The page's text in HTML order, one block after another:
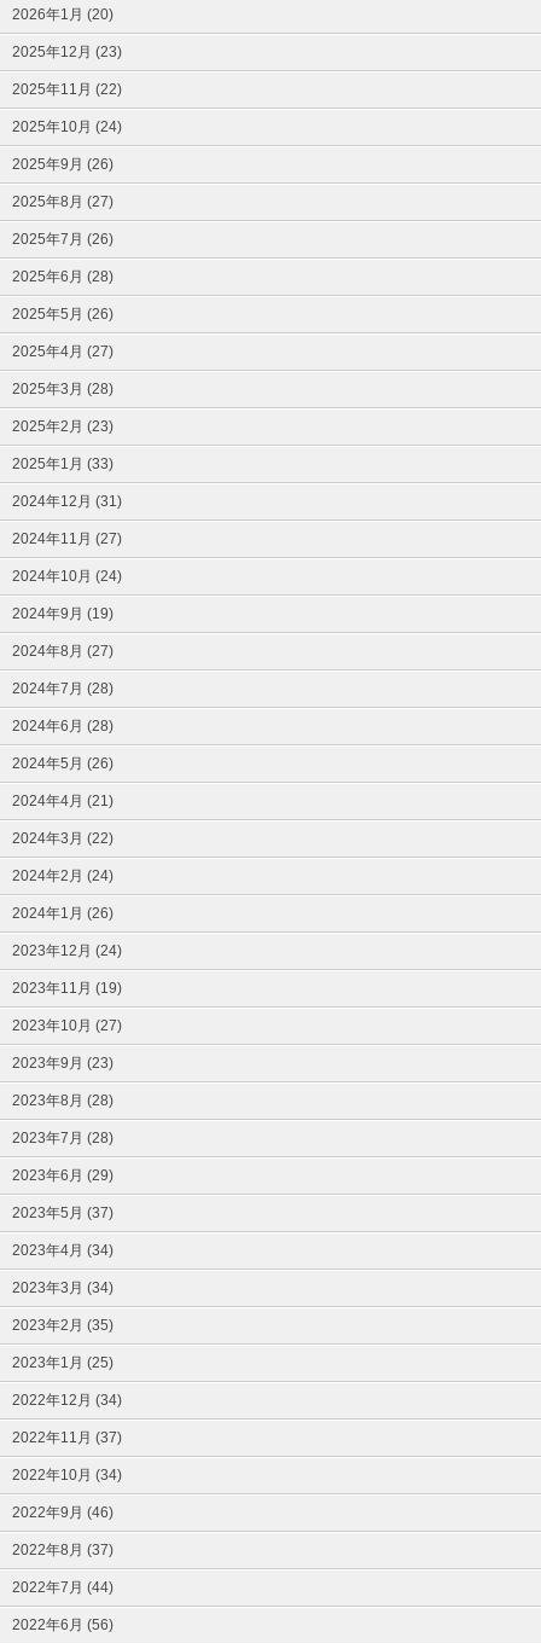
2026年1月 (20)
2025年12月 (23)
2025年11月 (22)
2025年10月 (24)
2025年9月 (26)
2025年8月 (27)
2025年7月 (26)
2025年6月 (28)
2025年5月 (26)
2025年4月 (27)
2025年3月 (28)
2025年2月 (23)
2025年1月 (33)
2024年12月 (31)
2024年11月 (27)
2024年10月 (24)
2024年9月 (19)
2024年8月 (27)
2024年7月 (28)
2024年6月 (28)
2024年5月 (26)
2024年4月 (21)
2024年3月 (22)
2024年2月 (24)
2024年1月 (26)
2023年12月 (24)
2023年11月 (19)
2023年10月 (27)
2023年9月 (23)
2023年8月 (28)
2023年7月 (28)
2023年6月 (29)
2023年5月 (37)
2023年4月 (34)
2023年3月 (34)
2023年2月 (35)
2023年1月 (25)
2022年12月 (34)
2022年11月 (37)
2022年10月 (34)
2022年9月 (46)
2022年8月 (37)
2022年7月 (44)
2022年6月 (56)